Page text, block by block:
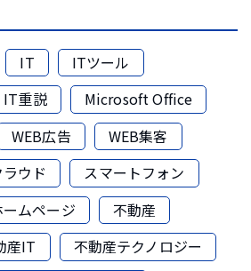
IT
ITツール
IT重説
Microsoft Office
WEB広告
WEB集客
ラウド
スマートフォン
ームページ
不動産
産IT
不動産テクノロジー